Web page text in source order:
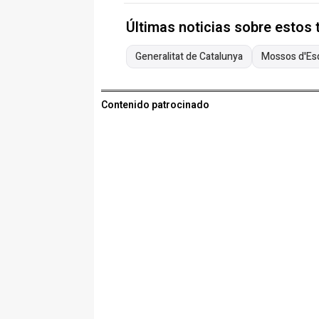
Últimas noticias sobre estos
Generalitat de Catalunya Mossos
Contenido patrocinado